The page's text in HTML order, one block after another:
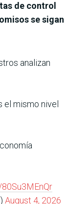
de control
se sigan
analizan
el mismo nivel
August 4, 2026